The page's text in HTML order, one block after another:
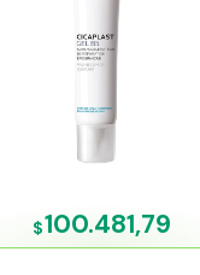
$100.481,79